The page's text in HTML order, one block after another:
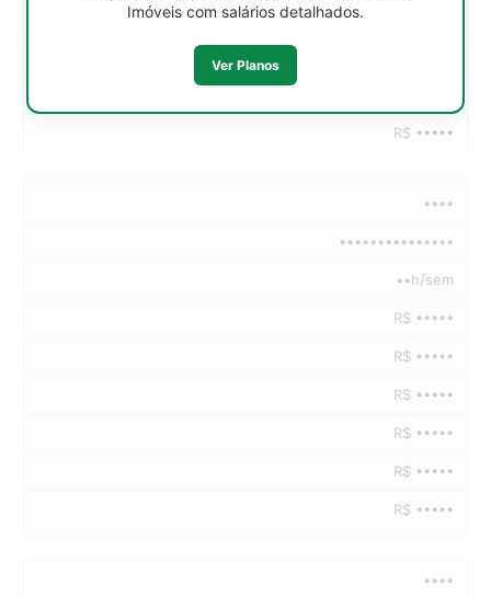
R$ •••••
••••
•••••••••••••••
••h/sem
R$ •••••
R$ •••••
R$ •••••
R$ •••••
R$ •••••
R$ •••••
••••
Imóveis com salários detalhados.
Ver Planos